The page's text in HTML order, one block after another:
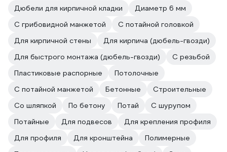
Дюбели для кирпичной кладки
Диаметр 6 мм
С грибовидной манжетой
С потайной головкой
Для кирпичной стены
Для кирпича (дюбель-гвозди)
Для быстрого монтажа (дюбель-гвозди)
С резьбой
Пластиковые распорные
Потолочные
С потайной манжетой
Бетонные
Строительные
Со шляпкой
По бетону Потай
С шурупом
Потайные
Для подвесов
Для крепления профиля
Для профиля
Для кронштейна
Полимерные